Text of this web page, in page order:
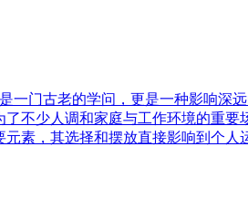
一门古老的学问，更是一种影响深
不少人调和家庭与工作环境的重
素，其选择和摆放直接影响到个人